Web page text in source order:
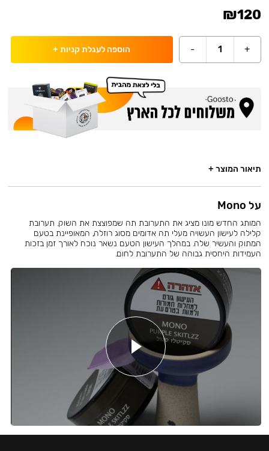
₪120
+
1
- הוספה לעגלת קניות +
תיאור המוצר +
על Mono
המותג החדש מונו מציג את התערובת תה שמפוצצת את השוק. תערובת
קלילה לעישון העשויה מעלי תה אדומים מסוג רוזלה, המאופיינת בטעם
המתוק והעשיר שלה. במהלך העישון הטעם נשאר נוכח לאורך זמן בזכות
העמידות היחסית גבוהה של התערובת לחום.